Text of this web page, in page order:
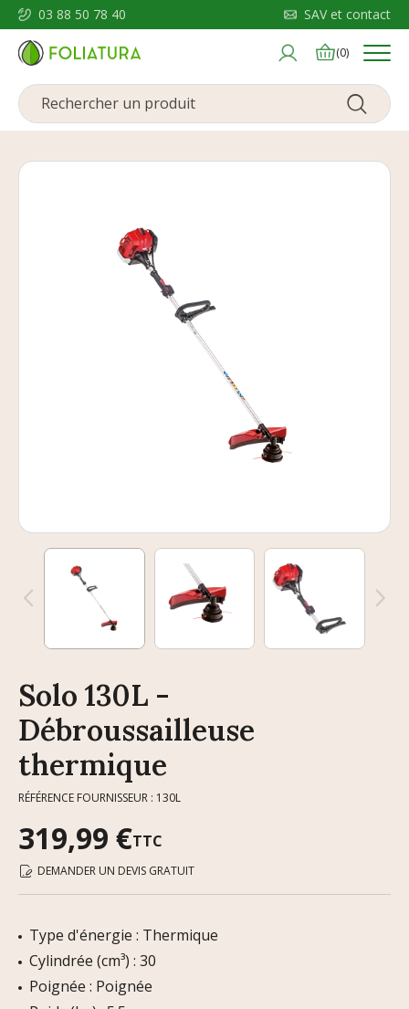
03 88 50 78 40 SAV et contact
(0) Menu
Solo 130L -
Débroussailleuse
thermique
RÉFÉRENCE FOURNISSEUR : 130L
319,99 €TTC
DEMANDER UN DEVIS GRATUIT
Type d'énergie : Thermique
Cylindrée (cm³) : 30
Poignée : Poignée